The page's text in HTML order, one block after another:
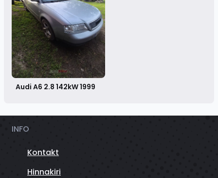
Audi A6 2.8 142kW1999
INFO
Kontakt
Hinnakiri